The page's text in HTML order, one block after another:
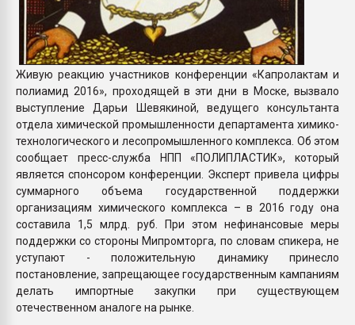
Живую реакцию участников конференции «Капролактам и
полиамид 2016», проходящей в эти дни в Моске, вызвало
выступление Дарьи Шевякиной, ведущего консультанта
отдела химической промышленности департамента химико-
технологического и лесопромышленного комплекса. Об этом
сообщает пресс-служба НПП «ПОЛИПЛАСТИК», который
является спонсором конференции. Эксперт привела цифры
суммарного объема государственной поддержки
организациям химического комплекса – в 2016 году она
составила 1,5 млрд. руб. При этом нефинансовые меры
поддержки со стороны Мипромторга, по словам спикера, не
уступают - положительную динамику принесло
постановление, запрещающее государственным кампаниям
делать импортные закупки при существующем
отечественном аналоге на рынке.